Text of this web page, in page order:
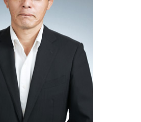
控除 申告
払えない
相続税
税 相続税 申告
ない
理士 相談 岐阜市
理士 相談 一宮市
税理士 相談 岐阜市
理士 相談 岐阜県
理士 相談 瑞穂市
理士 相談 瑞穂市
理士 相談 名古屋
税理士 相談 一宮市
理士 相談 犬山市